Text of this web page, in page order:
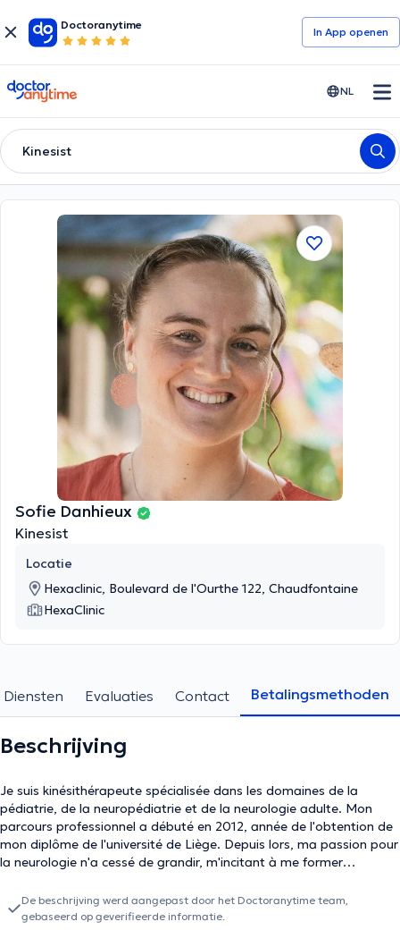
Doctoranytime
In App openen
doctoranytime NL
Kinesist
Sofie Danhieux
Kinesist
Locatie
Hexaclinic, Boulevard de l'Ourthe 122, Chaudfontaine
HexaClinic
Diensten Evaluaties Contact Betalingsmethoden
Beschrijving
Je suis kinésithérapeute spécialisée dans les domaines de la
pédiatrie, de la neuropédiatrie et de la neurologie adulte. Mon
parcours professionnel a débuté en 2012, année de l'obtention de
mon diplôme de l'université de Liège. Depuis lors, ma passion pour
la neurologie n'a cessé de grandir, m'incitant à me former
domaine en constante évolution. Je considère chaque patient que
je prends en charge comme unique, et je m'efforce de
De beschrijving werd aangepast door het Doctoranytime team,
gebaseerd op geverifieerde informatie.